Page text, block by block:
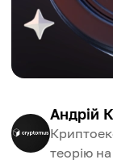
Андрій
теорію